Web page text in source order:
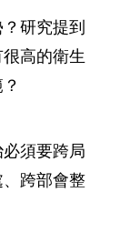
研究提到
高的衛生
須要跨局
跨部會整